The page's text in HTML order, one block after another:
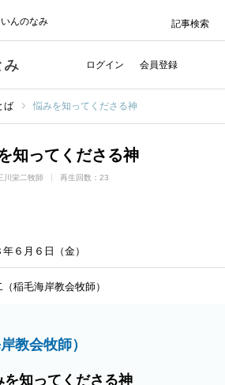
んのなみ
ログイン 会員登録
記事検索
ば 悩みを知ってくださる神
知ってくださる神
川栄二牧師 再生回数：23
年６月６日（金）
稲毛海岸教会牧師）
教会牧師）
知ってくださる神